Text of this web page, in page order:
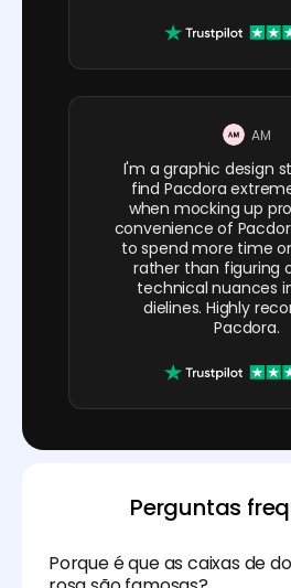
AM
I'm a graphic design
find Pacdora
when mocking up
convenience of
to spend more time
rather than figuring
technical nuances
dielines. Highly
Pacdora.
Perguntas
Porque é que as caixas de